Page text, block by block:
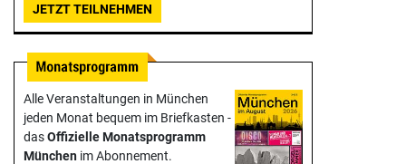
JETZT TEILNEHMEN
Alle Veranstaltungen in München
jeden Monat bequem im Briefkasten -
dasOffizielle Monats­programm
München im Abonnement.